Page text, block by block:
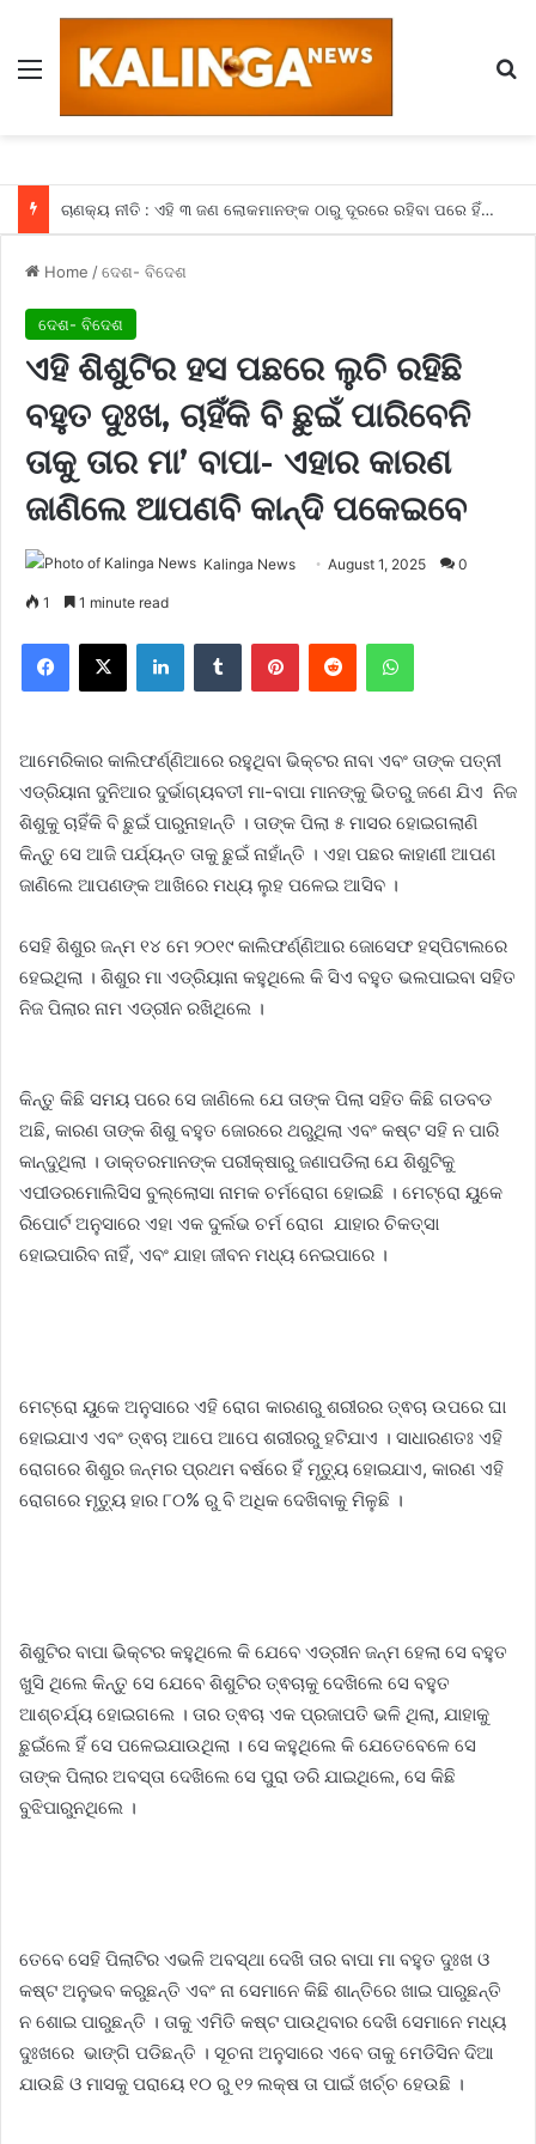
Menu
ଚାଣକ୍ୟ ନୀତି : ଏହି ୩ ଜଣ ଲୋକମାନଙ୍କ ଠାରୁ ଦୂରରେ ରହିବା ପରେ ହିଁ ମିଳିଥାଏ ସଫଳତା, କଣ ଆପଣଙ୍କ ଆଖପାଖରେ ବି ତ ନାହିଁ ଏହିଭଳି ଲୋକମାନେ
Home /ଦେଶ- ବିଦେଶ
ଦେଶ- ବିଦେଶ
ଏହି ଶିଶୁଟିର ହସ ପଛରେ ଲୁଚି ରହିଛି
ବହୁତ ଦୁଃଖ, ଚାହିଁକି ବି ଛୁଇଁ ପାରିବେନି
ତାକୁ ତାର ମା’ ବାପା- ଏହାର କାରଣ
ଜାଣିଲେ ଆପଣବି କାନ୍ଦି ପକେଇବେ
Kalinga News August 1, 2025 0
1 1 minute read
Facebook
X LinkedInTumblr PinterestReddit WhatsApp
ଆମେରିକାର କାଲିଫର୍ଣ୍ଣିଆରେ ରହୁଥିବା ଭିକ୍ଟର ନାବା ଏବଂ ତାଙ୍କ ପତ୍ନୀ
ଏଡ୍ରିୟାନା ଦୁନିଆର ଦୁର୍ଭାଗ୍ୟବତୀ ମା-ବାପା ମାନଙ୍କୁ ଭିତରୁ ଜଣେ ଯିଏ ନିଜ
ଶିଶୁକୁ ଚାହିଁକି ବି ଛୁଇଁ ପାରୁନାହାନ୍ତି । ତାଙ୍କ ପିଲା ୫ ମାସର ହୋଇଗଲାଣି
କିନ୍ତୁ ସେ ଆଜି ପର୍ଯ୍ୟନ୍ତ ତାକୁ ଛୁଇଁ ନାହାଁନ୍ତି । ଏହା ପଛର କାହାଣୀ ଆପଣ
ଜାଣିଲେ ଆପଣଙ୍କ ଆଖିରେ ମଧ୍ୟ ଲୁହ ପଳେଇ ଆସିବ ।
ସେହି ଶିଶୁର ଜନ୍ମ ୧୪ ମେ ୨୦୧୯ କାଲିଫର୍ଣ୍ଣିଆର ଜୋସେଫ ହସ୍ପିଟାଲରେ
ହେଇଥିଲା । ଶିଶୁର ମା ଏଡ୍ରିୟାନା କହୁଥିଲେ କି ସିଏ ବହୁତ ଭଲପାଇବା ସହିତ
ନିଜ ପିଲାର ନାମ ଏଡ୍ରୀନ ରଖିଥିଲେ ।
କିନ୍ତୁ କିଛି ସମୟ ପରେ ସେ ଜାଣିଲେ ଯେ ତାଙ୍କ ପିଲା ସହିତ କିଛି ଗଡବଡ
ଅଛି, କାରଣ ତାଙ୍କ ଶିଶୁ ବହୁତ ଜୋରରେ ଥରୁଥିଲା ଏବଂ କଷ୍ଟ ସହି ନ ପାରି
କାନ୍ଦୁଥିଲା । ଡାକ୍ତରମାନଙ୍କ ପରୀକ୍ଷାରୁ ଜଣାପଡିଲା ଯେ ଶିଶୁଟିକୁ
ଏପୀଡରମୋଲିସିସ ବୁଲ୍ଲୋସା ନାମକ ଚର୍ମରୋଗ ହୋଇଛି । ମେଟ୍ରୋ ୟୁକେ
ରିପୋର୍ଟ ଅନୁସାରେ ଏହା ଏକ ଦୁର୍ଲଭ ଚର୍ମ ରୋଗ ଯାହାର ଚିକତ୍ସା
ହୋଇପାରିବ ନାହିଁ, ଏବଂ ଯାହା ଜୀବନ ମଧ୍ୟ ନେଇପାରେ ।
ମେଟ୍ରୋ ୟୁକେ ଅନୁସାରେ ଏହି ରୋଗ କାରଣରୁ ଶରୀରର ତ୍ଵଚା ଉପରେ ଘା
ହୋଇଯାଏ ଏବଂ ତ୍ଵଚା ଆପେ ଆପେ ଶରୀରରୁ ହଟିଯାଏ । ସାଧାରଣତଃ ଏହି
ରୋଗରେ ଶିଶୁର ଜନ୍ମର ପ୍ରଥମ ବର୍ଷରେ ହିଁ ମୃତ୍ୟୁ ହୋଇଯାଏ, କାରଣ ଏହି
ରୋଗରେ ମୃତ୍ୟୁ ହାର ୮୦% ରୁ ବି ଅଧିକ ଦେଖିବାକୁ ମିଳୁଛି ।
ଶିଶୁଟିର ବାପା ଭିକ୍ଟର କହୁଥିଲେ କି ଯେବେ ଏଡ୍ରୀନ ଜନ୍ମ ହେଲା ସେ ବହୁତ
ଖୁସି ଥିଲେ କିନ୍ତୁ ସେ ଯେବେ ଶିଶୁଟିର ତ୍ଵଚାକୁ ଦେଖିଲେ ସେ ବହୁତ
ଆଶ୍ଚର୍ଯ୍ୟ ହୋଇଗଲେ । ତାର ତ୍ଵଚା ଏକ ପ୍ରଜାପତି ଭଳି ଥିଲା, ଯାହାକୁ
ଛୁଇଁଲେ ହିଁ ସେ ପଳେଇଯାଉଥିଲା । ସେ କହୁଥିଲେ କି ଯେତେବେଳେ ସେ
ତାଙ୍କ ପିଲାର ଅବସ୍ତା ଦେଖିଲେ ସେ ପୁରା ଡରି ଯାଇଥିଲେ, ସେ କିଛି
ବୁଝିପାରୁନଥିଲେ ।
ତେବେ ସେହି ପିଲାଟିର ଏଭଳି ଅବସ୍ଥା ଦେଖି ତାର ବାପା ମା ବହୁତ ଦୁଃଖ ଓ
କଷ୍ଟ ଅନୁଭବ କରୁଛନ୍ତି ଏବଂ ନା ସେମାନେ କିଛି ଶାନ୍ତିରେ ଖାଇ ପାରୁଛନ୍ତି
ନ ଶୋଇ ପାରୁଛନ୍ତି । ତାକୁ ଏମିତି କଷ୍ଟ ପାଉଥିବାର ଦେଖି ସେମାନେ ମଧ୍ୟ
ଦୁଃଖରେ ଭାଙ୍ଗି ପଡିଛନ୍ତି । ସୂଚନା ଅନୁସାରେ ଏବେ ତାକୁ ମେଡିସିନ ଦିଆ
ଯାଉଛି ଓ ମାସକୁ ପରାୟେ ୧୦ ରୁ ୧୨ ଲକ୍ଷ ତା ପାଇଁ ଖର୍ଚ୍ଚ ହେଉଛି ।